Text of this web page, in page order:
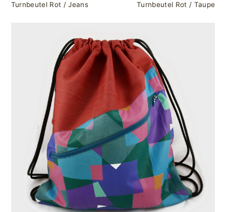
Turnbeutel Rot / Jeans Turnbeutel Rot / Taupe